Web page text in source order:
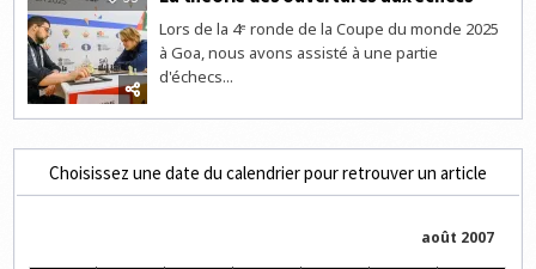
Lors de la 4ᵉ ronde de la Coupe du monde 2025
à Goa, nous avons assisté à une partie
d'échecs...
Choisissez une date du calendrier pour retrouver un article
août 2007